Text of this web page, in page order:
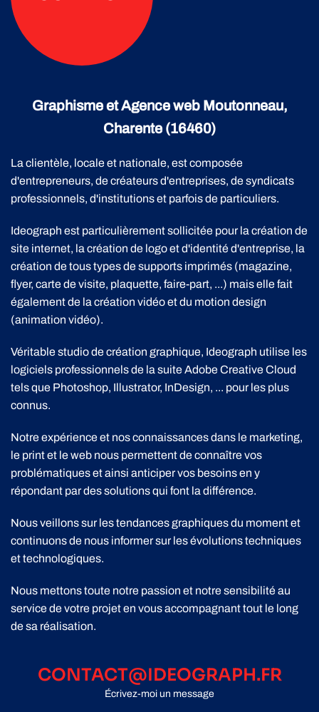
Graphisme et Agence web Moutonneau,
Charente (16460)
La clientèle, locale et nationale, est composée
d'entrepreneurs, de créateurs d'entreprises, de syndicats
professionnels, d'institutions et parfois de particuliers.
Ideograph est particulièrement sollicitée pour la création de
site internet, la création de logo et d'identité d'entreprise, la
création de tous types de supports imprimés (magazine,
flyer, carte de visite, plaquette, faire-part, ...) mais elle fait
également de la création vidéo et du motion design
(animation vidéo).
Véritable studio de création graphique, Ideograph utilise les
logiciels professionnels de la suite Adobe Creative Cloud
tels que Photoshop, Illustrator, InDesign, ... pour les plus
connus.
Notre expérience et nos connaissances dans le marketing,
le print et le web nous permettent de connaître vos
problématiques et ainsi anticiper vos besoins en y
répondant par des solutions qui font la différence.
Nous veillons sur les tendances graphiques du moment et
continuons de nous informer sur les évolutions techniques
et technologiques.
Nous mettons toute notre passion et notre sensibilité au
service de votre projet en vous accompagnant tout le long
de sa réalisation.
CONTACT@IDEOGRAPH.FR
Écrivez-moi un message